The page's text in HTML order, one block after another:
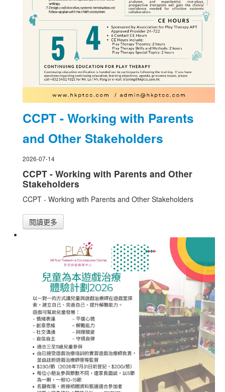
CCPT - Working with Parents
and Other Stakeholders
2026-07-14
CCPT - Working with Parents and Other
Stakeholders
CCPT - Working with Parents and Other Stakeholders
閱讀更多